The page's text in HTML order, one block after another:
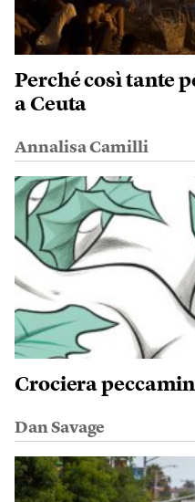
Perché così tante
a Ceuta
Annalisa Camilli
Crociera
Dan Savage